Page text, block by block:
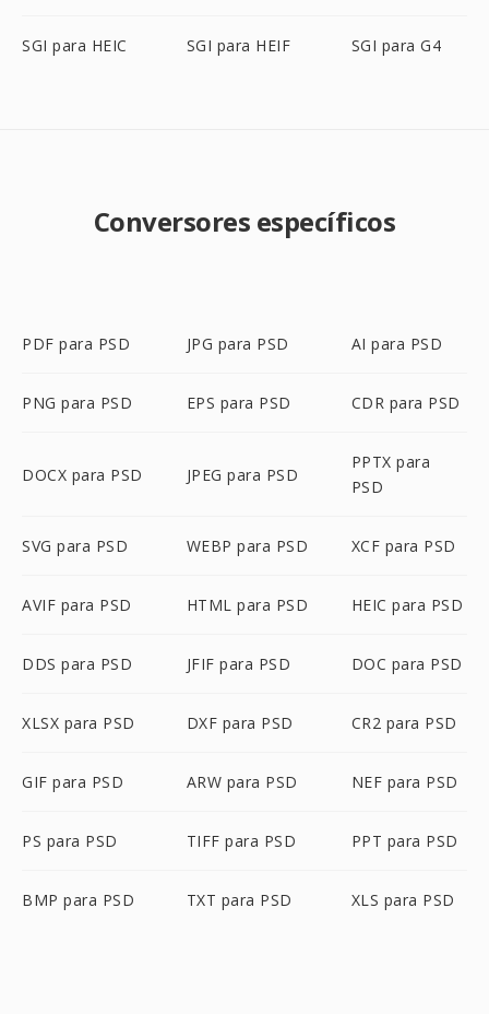
SGI para HEIC SGI para HEIF SGI para G4
Conversores específicos
PDF para PSD JPG para PSD AI para PSD
PNG para PSD EPS para PSD CDR para PSD
DOCX para PSD JPEG para PSD
PPTX para
PSD
SVG para PSD WEBP para PSD XCF para PSD
AVIF para PSD HTML para PSD HEIC para PSD
DDS para PSD JFIF para PSD DOC para PSD
XLSX para PSD DXF para PSD CR2 para PSD
GIF para PSD ARW para PSD NEF para PSD
PS para PSD TIFF para PSD PPT para PSD
BMP para PSD TXT para PSD XLS para PSD